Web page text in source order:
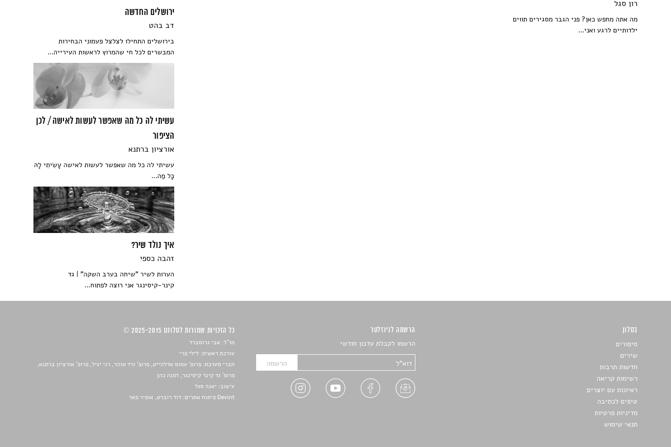
ירושלים החדשה
דב בהט
בירושלים התחילו לצלצל פעמוני הבחירות
המבשרים לכל חי שהמרוץ לראשות העירייה...
עשיתי לה כל מה שאפשר לעשות לאישה / לכן
הציפור
אורציון ברתנא
עשיתי לה כל מה שאפשר לעשות לאישה עָשִׂיתִי לָהּ
כָּל מַה...
איך נולד שיר?
זהבה כספי
הערות לשיר "שיחה בערב השקה" | גד
קינר-קיסינגר אני רוצה לפתוח...
רון סגל
מה אתה מחפש כאן? פני הגבר מסגירים תווים
ילדותיים לרגע ואני...
בסלון
סיפורים
שירים
חדשות תרבות
רשימות קריאה
ראיונות עם יוצרים
טיפים לכתיבה
מדיניות פרטיות
תנאי שימוש
הרשמה לניוזלטר
הרשמו לקבלת עדכון חודשי
כל הזכויות שמורות לסלונט 2025-2015 ©
מו"ל: אבי גרוסברד
עורכת ראשית: לילי פרי
חברי מערכת: פרופ' עמוס אדלהייט, פרופ' ורד טוהר, רני יגיל, פרופ' אורציון ברתנא,
פרופ' גד קינר קיסינגר, דפנה כהן
עיצוב: יאנה סגל
Devint פיתוח אתרים: דוד רוברט, אופיר פאר